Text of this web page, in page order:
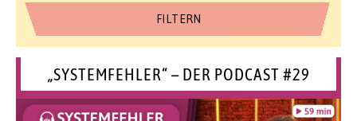
„SYSTEMFEHLER“ – DER PODCAST #29